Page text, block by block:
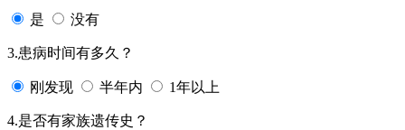
是 没有
3.患病时间有多久？
刚发现 半年内 1年以上
4.是否有家族遗传史？